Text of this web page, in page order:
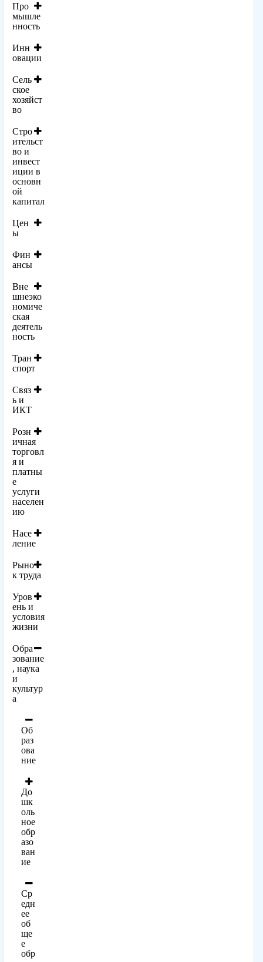
Про
мышле
нность
Инн
овации
Сель
ское
хозяйст
во
Стро
ительст
во и
инвест
иции в
основн
ой
капитал
Цен
ы
Фин
ансы
Вне
шнеэко
номиче
ская
деятель
ность
Тран
спорт
Связ
ь и
ИКТ
Розн
ичная
торговл
я и
платны
е
услуги
населен
ию
Насе
ление
Рыно
к труда
Уров
ень и
условия
жизни
Обра
зование
, наука
и
культур
а
Об
раз
ова
ние
До
шк
оль
ное
обр
азо
ван
ие
Ср
едн
ее
об
ще
е
обр